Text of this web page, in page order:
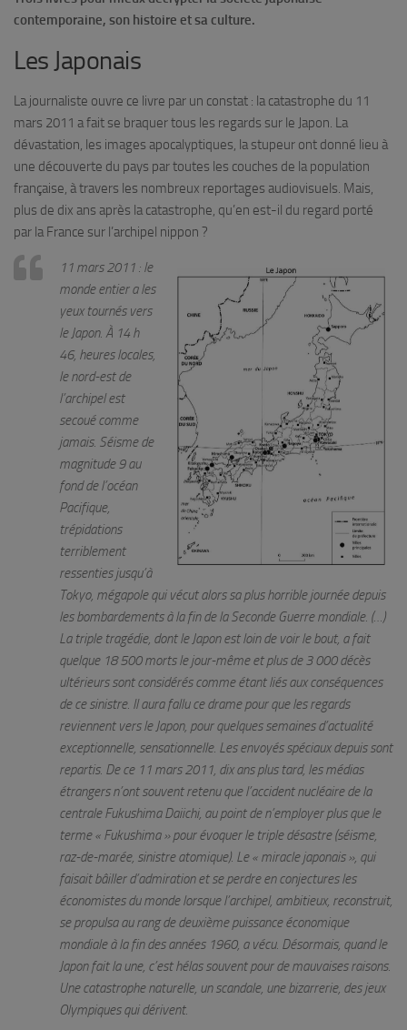
contemporaine, son histoire et sa culture.
Les Japonais
La journaliste ouvre ce livre par un constat : la catastrophe du 11
mars 2011 a fait se braquer tous les regards sur le Japon. La
dévastation, les images apocalyptiques, la stupeur ont donné lieu à
une découverte du pays par toutes les couches de la population
française, à travers les nombreux reportages audiovisuels. Mais,
plus de dix ans après la catastrophe, qu’en est-il du regard porté
par la France sur l’archipel nippon ?
11 mars 2011 : le
monde entier a les
yeux tournés vers
le Japon. À 14 h
46, heures locales,
le nord-est de
l’archipel est
secoué comme
jamais. Séisme de
magnitude 9 au
fond de l’océan
Pacifique,
trépidations
terriblement
ressenties jusqu’à
Tokyo, mégapole qui vécut alors sa plus horrible journée depuis
les bombardements à la fin de la Seconde Guerre mondiale. (…)
La triple tragédie, dont le Japon est loin de voir le bout, a fait
quelque 18 500 morts le jour-même et plus de 3 000 décès
ultérieurs sont considérés comme étant liés aux conséquences
de ce sinistre. Il aura fallu ce drame pour que les regards
reviennent vers le Japon, pour quelques semaines d’actualité
exceptionnelle, sensationnelle. Les envoyés spéciaux depuis sont
repartis. De ce 11 mars 2011, dix ans plus tard, les médias
étrangers n’ont souvent retenu que l’accident nucléaire de la
centrale Fukushima Daiichi, au point de n’employer plus que le
terme « Fukushima » pour évoquer le triple désastre (séisme,
raz-de-marée, sinistre atomique). Le « miracle japonais », qui
faisait bâiller d’admiration et se perdre en conjectures les
économistes du monde lorsque l’archipel, ambitieux, reconstruit,
se propulsa au rang de deuxième puissance économique
mondiale à la fin des années 1960, a vécu. Désormais, quand le
Japon fait la une, c’est hélas souvent pour de mauvaises raisons.
Une catastrophe naturelle, un scandale, une bizarrerie, des jeux
Olympiques qui dérivent.